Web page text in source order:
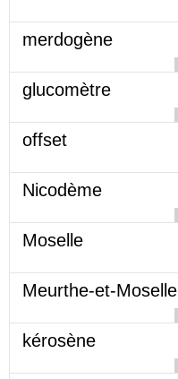
merdogène
glucomètre
offset
Nicodème
Moselle
Meurthe-et-Moselle
kérosène